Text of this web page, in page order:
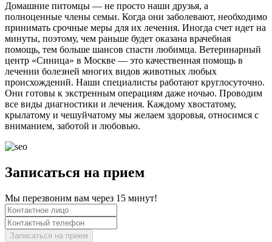
Домашние питомцы — не просто наши друзья, а
полноценные члены семьи. Когда они заболевают, необходимо
принимать срочные меры для их лечения. Иногда счет идет на
минуты, поэтому, чем раньше будет оказана врачебная
помощь, тем больше шансов спасти любимца. Ветеринарный
центр «Синица» в Москве — это качественная помощь в
лечении болезней многих видов животных любых
происхождений. Наши специалисты работают круглосуточно.
Они готовы к экстренным операциям даже ночью. Проводим
все виды диагностики и лечения. Каждому хвостатому,
крылатому и чешуйчатому мы желаем здоровья, относимся с
вниманием, заботой и любовью.
Записаться на прием
Мы перезвоним вам через 15 минут!